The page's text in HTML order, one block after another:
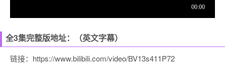
全3集完整版地址：（英文字幕）
链接：https://www.bilibili.com/video/BV13s411P72